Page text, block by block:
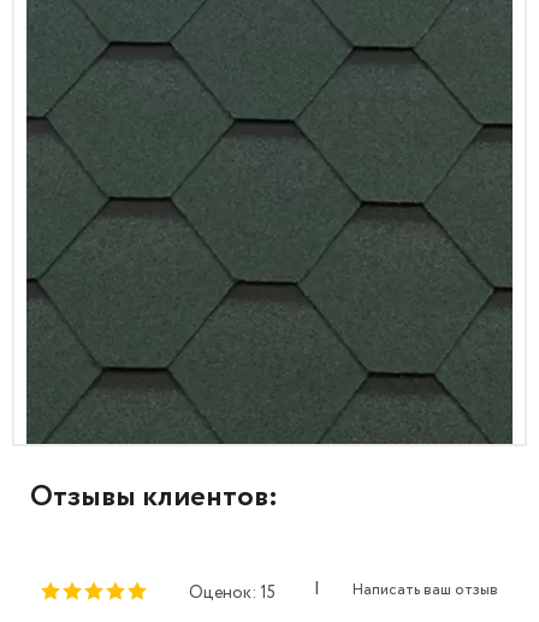
Отзывы клиентов:
Оценок: 15 | Написать ваш отзыв